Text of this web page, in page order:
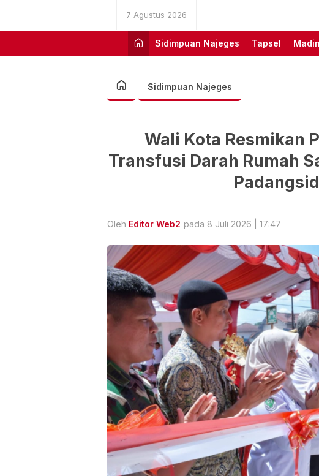
7 Agustus 2026
Sidimpuan Najeges
Tapsel
Sidimpuan Najeges
Wali Kota Resmikan
Transfusi Darah Rumah
Oleh Editor Web2 pada 8 Juli 2026 | 17:47